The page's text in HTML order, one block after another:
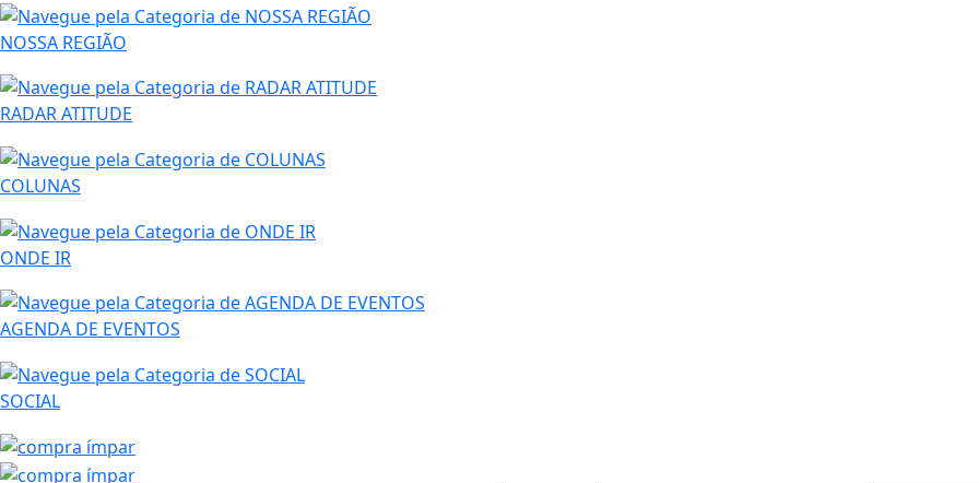
NOSSA REGIÃO
RADAR ATITUDE
COLUNAS
ONDE IR
AGENDA DE EVENTOS
SOCIAL